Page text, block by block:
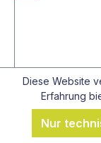
Diese Website
Erfahrung
Nur